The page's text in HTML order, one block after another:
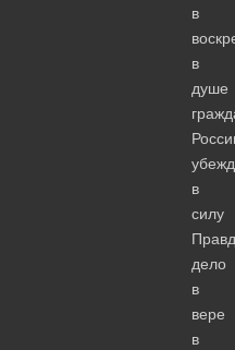
в
в
душе
в
силу
дело
в
вере
в